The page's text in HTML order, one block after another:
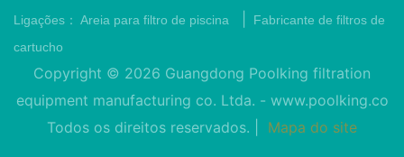
Ligações： Areia para filtro de piscina
Fabricante de filtros de
cartucho
Copyright © 2026 Guangdong Poolking filtration
equipment manufacturing co. Ltda. - www.poolking.co
Todos os direitos reservados. |
Mapa do site